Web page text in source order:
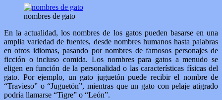
nombres de gato
En la actualidad, los nombres de los gatos pueden basarse en una
amplia variedad de fuentes, desde nombres humanos hasta palabras
en otros idiomas, pasando por nombres de famosos personajes de
ficción o incluso comida. Los nombres para gatos a menudo se
eligen en función de la personalidad o las características físicas del
gato. Por ejemplo, un gato juguetón puede recibir el nombre de
“Travieso” o “Juguetón”, mientras que un gato con pelaje atigrado
podría llamarse “Tigre” o “León”.